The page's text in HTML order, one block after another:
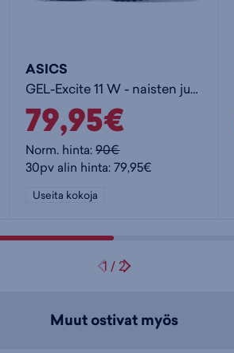
ASICS
GEL-Excite 11 W - naisten juoksukengät
79,95€
Norm. hinta:90€
30pv alin hinta: 79,95€
Useita kokoja
1 / 2
Muut ostivat myös